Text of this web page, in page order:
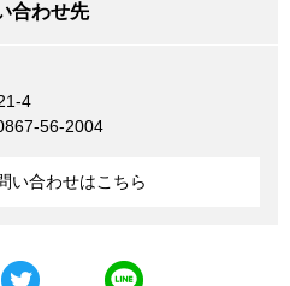
合わせ先
4
56-2004
い合わせはこちら